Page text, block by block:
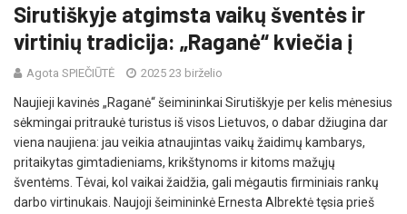
Sirutiškyje atgimsta vaikų šventės ir
virtinių tradicija: „Raganė“ kviečia į
Agota SPIEČIŪTĖ 2025 23 birželio
Naujieji kavinės „Raganė“ šeimininkai Sirutiškyje per kelis mėnesius
sėkmingai pritraukė turistus iš visos Lietuvos, o dabar džiugina dar
viena naujiena: jau veikia atnaujintas vaikų žaidimų kambarys,
pritaikytas gimtadieniams, krikštynoms ir kitoms mažųjų
šventėms. Tėvai, kol vaikai žaidžia, gali mėgautis firminiais rankų
darbo virtinukais. Naujoji šeimininkė Ernesta Albrektė tęsia prieš